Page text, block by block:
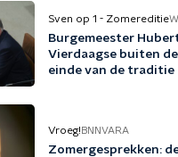
Sven op 1 - Zomereditie
Burgemeester
Vierdaagse buiten
einde van de traditie
Vroeg! BNNVARA
Zomergesprekken: